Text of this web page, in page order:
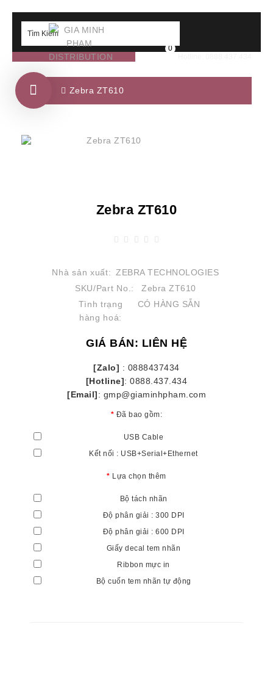
0
Zebra ZT610
Zebra ZT610
Nhà sản xuất:
ZEBRA TECHNOLOGIES
SKU/Part No.:
Zebra ZT610
Tình trạng
hàng hoá:
CÓ HÀNG SẴN
GIÁ BÁN: LIÊN HỆ
[Zalo] : 0888437434
[Hotline]: 0888.437.434
[Email]: gmp@giaminhpham.com
Đã bao gồm:
USB Cable
Kết nối : USB+Serial+Ethernet
Lựa chọn thêm
Bộ tách nhãn
Độ phân giải : 300 DPI
Độ phân giải : 600 DPI
Giấy decal tem nhãn
Ribbon mực in
Bộ cuốn tem nhãn tự động